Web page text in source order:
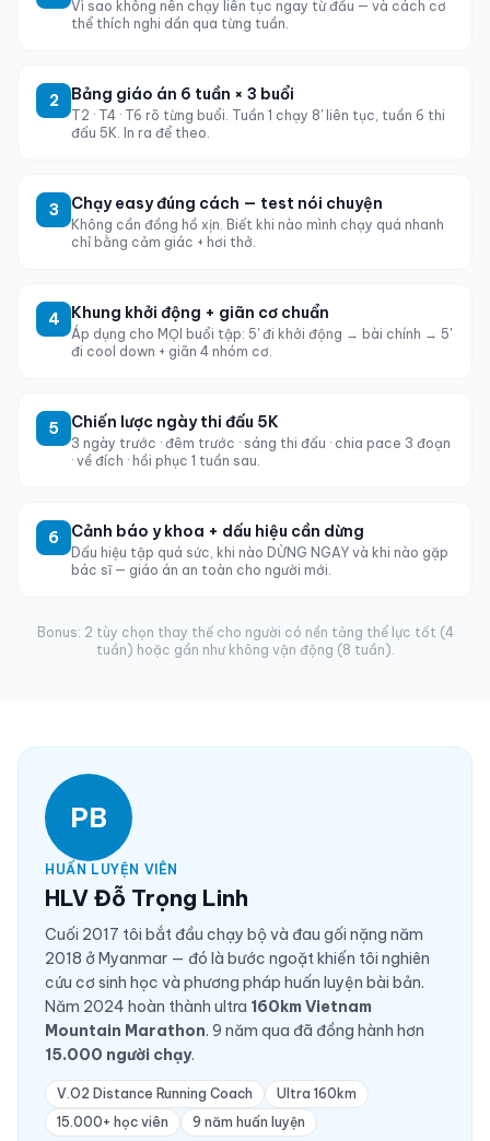
Vì sao không nên chạy liên tục ngay từ đầu — và cách cơ
thể thích nghi dần qua từng tuần.
2 Bảng giáo án 6 tuần × 3 buổi
T2 · T4 · T6 rõ từng buổi. Tuần 1 chạy 8' liên tục, tuần 6 thi
đấu 5K. In ra để theo.
3 Chạy easy đúng cách — test nói chuyện
Không cần đồng hồ xịn. Biết khi nào mình chạy quá nhanh
chỉ bằng cảm giác + hơi thở.
4 Khung khởi động + giãn cơ chuẩn
Áp dụng cho MỌI buổi tập: 5' đi khởi động → bài chính → 5'
đi cool down + giãn 4 nhóm cơ.
5 Chiến lược ngày thi đấu 5K
3 ngày trước · đêm trước · sáng thi đấu · chia pace 3 đoạn
· về đích · hồi phục 1 tuần sau.
6 Cảnh báo y khoa + dấu hiệu cần dừng
Dấu hiệu tập quá sức, khi nào DỪNG NGAY và khi nào gặp
bác sĩ — giáo án an toàn cho người mới.
Bonus: 2 tùy chọn thay thế cho người có nền tảng thể lực tốt (4
tuần) hoặc gần như không vận động (8 tuần).
PB
HUẤN LUYỆN VIÊN
HLV Đỗ Trọng Linh
Cuối 2017 tôi bắt đầu chạy bộ và đau gối nặng năm
2018 ở Myanmar — đó là bước ngoặt khiến tôi nghiên
cứu cơ sinh học và phương pháp huấn luyện bài bản.
Năm 2024 hoàn thành ultra 160km Vietnam
Mountain Marathon. 9 năm qua đã đồng hành hơn
15.000 người chạy.
V.O2 Distance Running Coach
Ultra 160km
15.000+ học viên
9 năm huấn luyện